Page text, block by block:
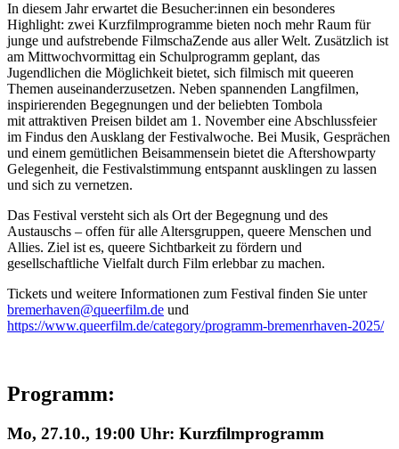
In diesem Jahr erwartet die Besucher:innen ein besonderes
Highlight: zwei Kurzfilmprogramme bieten noch mehr Raum für
junge und aufstrebende FilmschaZende aus aller Welt. Zusätzlich ist
am Mittwochvormittag ein Schulprogramm geplant, das
Jugendlichen die Möglichkeit bietet, sich filmisch mit queeren
Themen auseinanderzusetzen. Neben spannenden Langfilmen,
inspirierenden Begegnungen und der beliebten Tombola
mit attraktiven Preisen bildet am 1. November eine Abschlussfeier
im Findus den Ausklang der Festivalwoche. Bei Musik, Gesprächen
und einem gemütlichen Beisammensein bietet die Aftershowparty
Gelegenheit, die Festivalstimmung entspannt ausklingen zu lassen
und sich zu vernetzen.
Das Festival versteht sich als Ort der Begegnung und des
Austauschs – offen für alle Altersgruppen, queere Menschen und
Allies. Ziel ist es, queere Sichtbarkeit zu fördern und
gesellschaftliche Vielfalt durch Film erlebbar zu machen.
Tickets und weitere Informationen zum Festival finden Sie unter
bremerhaven@queerfilm.de und
https://www.queerfilm.de/category/programm-bremenrhaven-2025/
Programm:
Mo, 27.10., 19:00 Uhr: Kurzfilmprogramm